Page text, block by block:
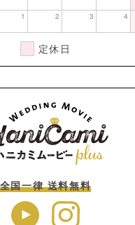
1 2 3 4
定休日
全国一律 送料無料